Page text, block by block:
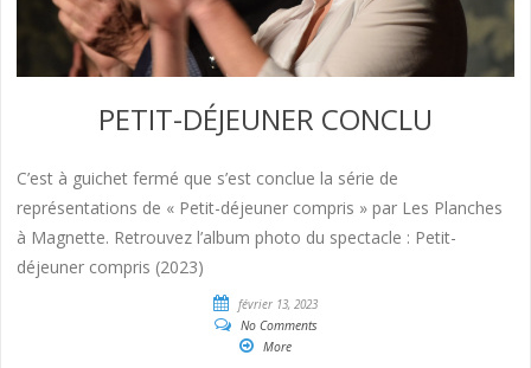
PETIT-DÉJEUNER CONCLU
C’est à guichet fermé que s’est conclue la série de
représentations de « Petit-déjeuner compris » par Les Planches
à Magnette. Retrouvez l’album photo du spectacle : Petit-
déjeuner compris (2023)
février 13, 2023
No Comments
More